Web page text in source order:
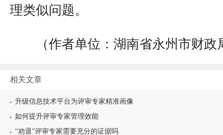
理类似问题。
（作者单位：湖南省永州市财政
相关文章
升级信息技术平台为评审专家精准画像
如何提升评审专家管理效能
“劝退”评审专家需要充分的证据吗